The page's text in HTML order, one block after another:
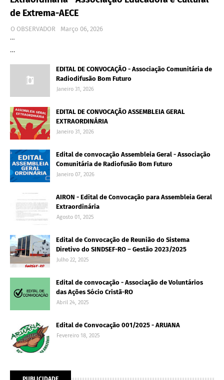
de Extrema-AECE
O OBSERVADOR
Março 06, 2026
…
…
EDITAL DE CONVOCAÇÃO - Associação Comunitária de
Radiodifusão Bom Futuro
Janeiro 31, 2026
EDITAL DE CONVOCAÇÃO ASSEMBLEIA GERAL
EXTRAORDINÁRIA
Janeiro 31, 2026
Edital de convocação Assembleia Geral - Associação
Comunitária de Radiofusão Bom Futuro
Janeiro 07, 2026
AIRON - Edital de Convocação para Assembleia Geral
Extraordinária
Agosto 01, 2025
Edital de Convocação de Reunião do Sistema
Diretivo do SINDSEF-RO – Gestão 2023/2025
Julho 22, 2025
Edital de convocação - Associação de Voluntários
das Ações Sócio Cristã-RO
Abril 24, 2025
Edital de Convocação 001/2025 - ARUANA
Fevereiro 18, 2025